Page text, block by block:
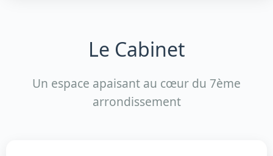
Le Cabinet
Un espace apaisant au cœur du 7ème
arrondissement